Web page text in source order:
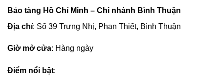
Bảo tàng Hồ Chí Minh – Chi nhánh Bình Thuận
Địa chỉ: Số 39 Trưng Nhị, Phan Thiết, Bình Thuận
Giờ mở cửa: Hàng ngày
Điểm nổi bật: